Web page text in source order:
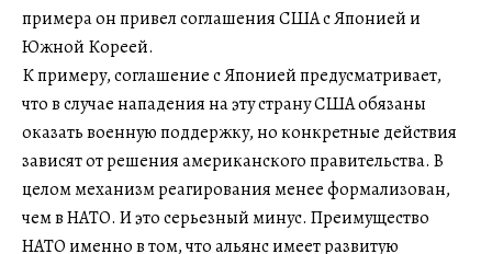
примера он привел соглашения США с Японией и
Южной Кореей.
К примеру, соглашение с Японией предусматривает,
что в случае нападения на эту страну США обязаны
оказать военную поддержку, но конкретные действия
зависят от решения американского правительства. В
целом механизм реагирования менее формализован,
чем в НАТО. И это серьезный минус. Преимущество
НАТО именно в том, что альянс имеет развитую